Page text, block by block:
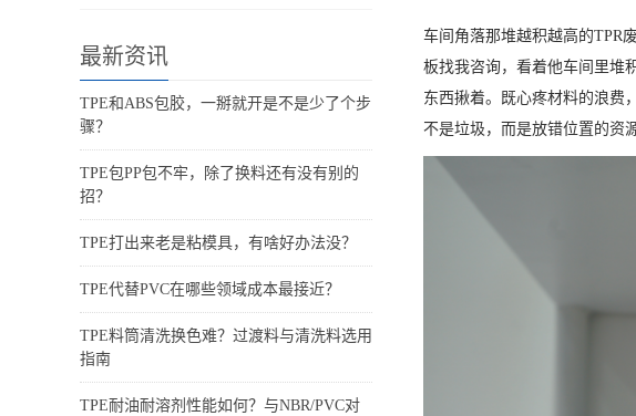
最新资讯
TPE和ABS包胶，一掰就开是不是少了个步
骤？
TPE包PP包不牢，除了换料还有没有别的
招？
TPE打出来老是粘模具，有啥好办法没？
TPE代替PVC在哪些领域成本最接近？
TPE料筒清洗换色难？过渡料与清洗料选用
指南
TPE耐油耐溶剂性能如何？与NBR/PVC对
车间角落那堆越积越高的TPR
板找我咨询，看着他车间里堆
东西揪着。既心疼材料的浪费
不是垃圾，而是放错位置的资